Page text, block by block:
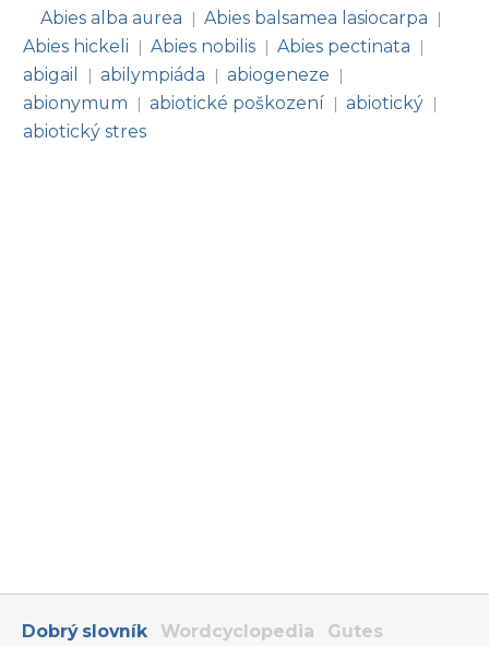
Abies alba aurea | Abies balsamea lasiocarpa |
Abies hickeli | Abies nobilis | Abies pectinata |
abigail | abilympiáda | abiogeneze |
abionymum | abiotické poškození | abiotický |
abiotický stres
Dobrý slovník Wordcyclopedia Gutes